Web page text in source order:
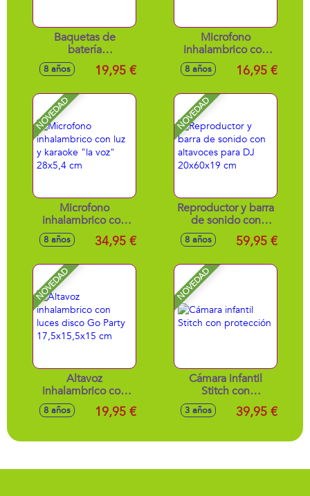
Baquetas de
batería
inalambricas con
altavoz, luz y
8 años 19,95 €
Microfono
inhalambrico con
karaoke 22x6,5 cm
8 años 16,95 €
NOVEDAD
Microfono
inhalambrico con
luz y karaoke "la
voz" 28x5,4 cm
8 años 34,95 €
NOVEDAD
Reproductor y barra
de sonido con
altavoces para DJ
20x60x19 cm
8 años 59,95 €
NOVEDAD
Altavoz
inhalambrico con
luces disco Go
Party 17,5x15,5x15
8 años 19,95 €
NOVEDAD
Cámara infantil
Stitch con
protección
3 años 39,95 €